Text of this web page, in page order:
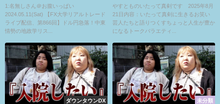
東情勢の地政学リスクで株価全
面安、米FRBタカ派発言、世界
的リスク回避の展開！スキャル
相場分析と予想
1:名無しさん＠お腹いっぱい
2024.05.11(Sat) 【FX大学リアルトレード
ライブ配信、第866回】ドル円急落！中東
情勢の地政学リス...
ークSP 8月21日
やすとものいたって真剣です 2025年8月
21日内容：いたって真剣に生きるお笑い
芸人たちと語りつくすちょっと人生が豊か
になるトークバラエティ...
ダウンタウンDX 未分類